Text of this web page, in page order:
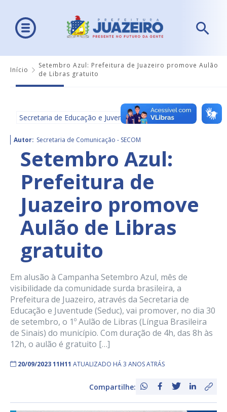
Início
Setembro Azul: Prefeitura de Juazeiro promove Aulão
de Libras gratuito
Secretaria de Educação e Juventude - SEDUC
Autor: Secretaria de Comunicação - SECOM
Setembro Azul:
Prefeitura de
Juazeiro promove
Aulão de Libras
gratuito
Em alusão à Campanha Setembro Azul, mês de
visibilidade da comunidade surda brasileira, a
Prefeitura de Juazeiro, através da Secretaria de
Educação e Juventude (Seduc), vai promover, no dia 30
de setembro, o 1º Aulão de Libras (Língua Brasileira
de Sinais) do município. Com duração de 4h, das 8h às
12h, o aulão é gratuito […]
20/09/2023 11H11 ATUALIZADO HÁ 3 ANOS ATRÁS
Compartilhe: